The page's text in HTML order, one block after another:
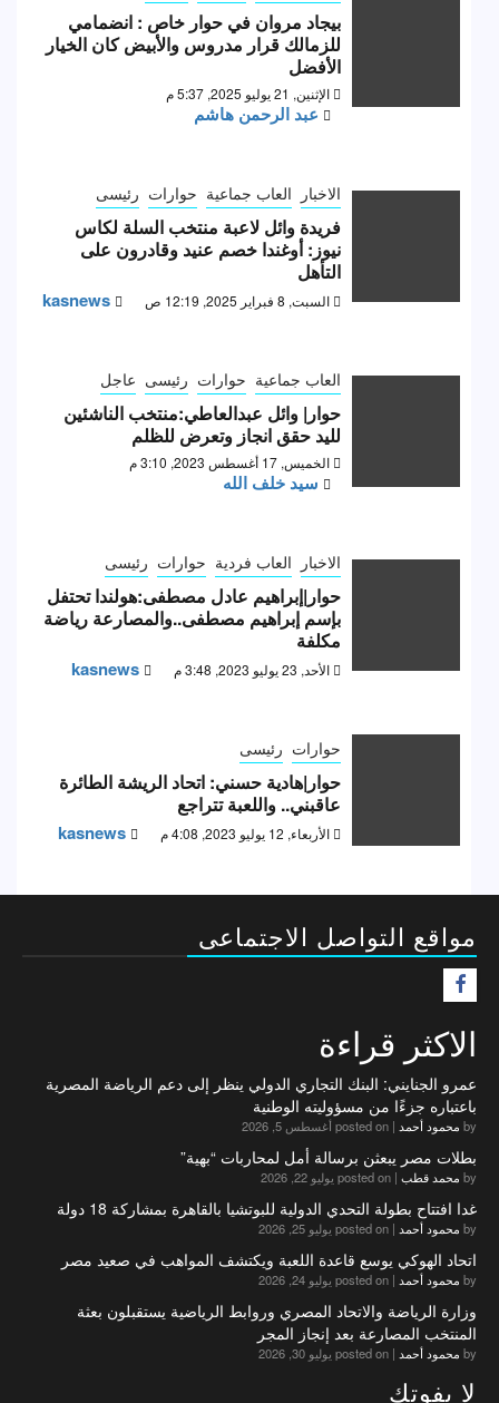
بيجاد مروان في حوار خاص : انضمامي
للزمالك قرار مدروس والأبيض كان الخيار
الأفضل
الإثنين, 21 يوليو 2025, 5:37 م
عبد الرحمن هاشم
الاخبار العاب جماعية حوارات رئيسى
فريدة وائل لاعبة منتخب السلة لكاس
نيوز: أوغندا خصم عنيد وقادرون على
التأهل
السبت, 8 فبراير 2025, 12:19 ص kasnews
العاب جماعية حوارات رئيسى عاجل
حوار| وائل عبدالعاطي:منتخب الناشئين
لليد حقق انجاز وتعرض للظلم
الخميس, 17 أغسطس 2023, 3:10 م
سيد خلف الله
الاخبار العاب فردية حوارات رئيسى
حوار|إبراهيم عادل مصطفى:هولندا تحتفل
بإسم إبراهيم مصطفى..والمصارعة رياضة
مكلفة
الأحد, 23 يوليو 2023, 3:48 م kasnews
حوارات رئيسى
حوار|هادية حسني: اتحاد الريشة الطائرة
عاقبني.. واللعبة تتراجع
الأربعاء, 12 يوليو 2023, 4:08 م kasnews
مواقع التواصل الاجتماعى
الاكثر قراءة
عمرو الجنايني: البنك التجاري الدولي ينظر إلى دعم الرياضة المصرية
باعتباره جزءًا من مسؤوليته الوطنية
by محمود أحمد | posted on أغسطس 5, 2026
بطلات مصر يبعثن برسالة أمل لمحاربات “بهية”
by محمد قطب | posted on يوليو 22, 2026
غدا افتتاح بطولة التحدي الدولية للبوتشيا بالقاهرة بمشاركة 18 دولة
by محمود أحمد | posted on يوليو 25, 2026
اتحاد الهوكي يوسع قاعدة اللعبة ويكتشف المواهب في صعيد مصر
by محمود أحمد | posted on يوليو 24, 2026
وزارة الرياضة والاتحاد المصري وروابط الرياضية يستقبلون بعثة
المنتخب المصارعة بعد إنجاز المجر
by محمود أحمد | posted on يوليو 30, 2026
لا يفوتك